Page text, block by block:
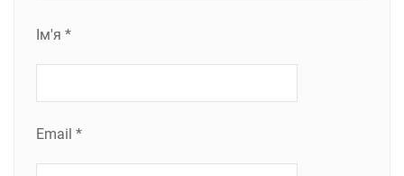
Ім'я *
Email *